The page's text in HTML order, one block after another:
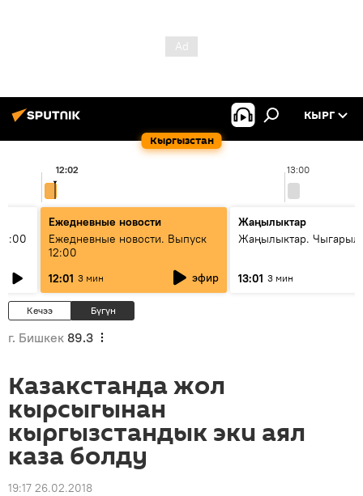
Кыргызстан
КЫРГ
13:00
12:02
Ежедневные новости
Ежедневные новости. Выпуск
12:00
12:01 3 мин эфир
Жаңылыктар
Жаңылыктар.
13:01 3 мин
Кечээ Бүгүн
г. Бишкек 89.3
Казакстанда жол
кырсыгынан
кыргызстандык эки аял
каза болду
19:17 26.02.2018